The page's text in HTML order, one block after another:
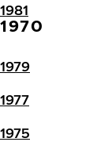
1981
1970
1979
1977
1975